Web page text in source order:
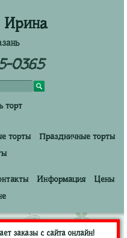
Ирина
0365
торт
торты
Праздничные торты
Информация
Цены
заказы с сайта онлайн!